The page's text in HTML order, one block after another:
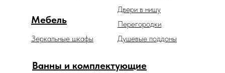
Ванны и комплектующие
Зеркальные шкафы
Мебель
Двери в нишу
Перегородки
Душевые поддоны